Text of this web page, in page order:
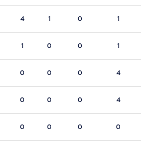
4 1 0 1
1 0 0 1
0 0 0 4
0 0 0 4
0 0 0 0